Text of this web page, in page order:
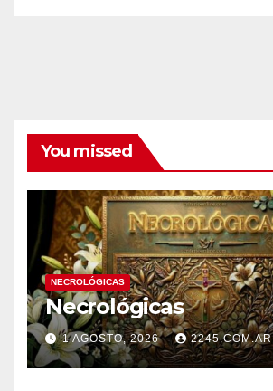
You missed
NECROLÓGICAS
Necrológicas
1 AGOSTO, 2026 2245.COM.AR